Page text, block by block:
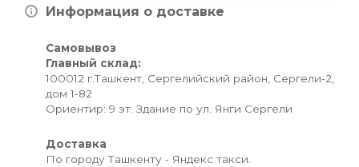
Информация о доставке
Самовывоз
Главный склад:
100012 г.Ташкент, Сергелийский район, Сергели-2,
дом 1-82
Ориентир: 9 эт. Здание по ул. Янги Сергели
Доставка
По городу Ташкенту - Яндекс такси.